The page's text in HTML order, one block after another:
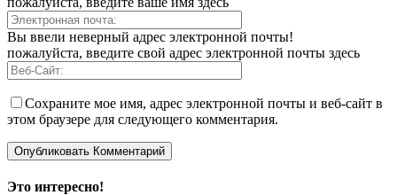
Вы ввели неверный адрес электронной почты!
пожалуйста, введите свой адрес электронной почты здесь
Сохраните мое имя, адрес электронной почты и веб-сайт в
этом браузере для следующего комментария.
Это интересно!